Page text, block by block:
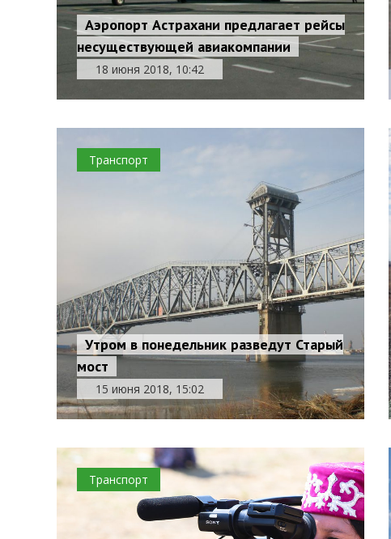
Аэропорт Астрахани предлагает рейсы
несуществующей авиакомпании
18 июня 2018, 10:42
Транспорт
Утром в понедельник разведут Старый
мост
15 июня 2018, 15:02
Транспорт